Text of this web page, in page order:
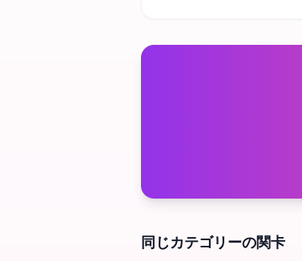
同じカテゴリーの関卡